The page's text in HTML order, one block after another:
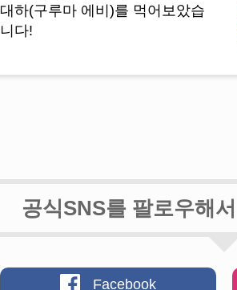
대하(구루마 에비)를 먹어보았습
니다!
공식SNS를 팔로우해
Facebook